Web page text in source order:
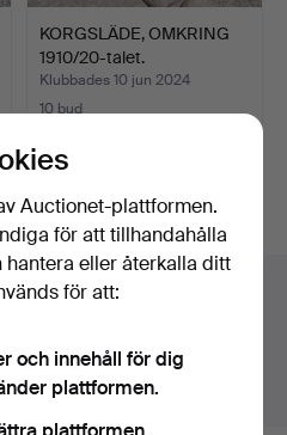
KORGSLÄDE, OMKRING
1910/20-talet.
Klubbades 10 jun 2024
10 bud
Auctionet-plattformen.
för att tillhandahålla
hantera eller återkalla ditt
för att:
och innehåll för dig
plattformen.